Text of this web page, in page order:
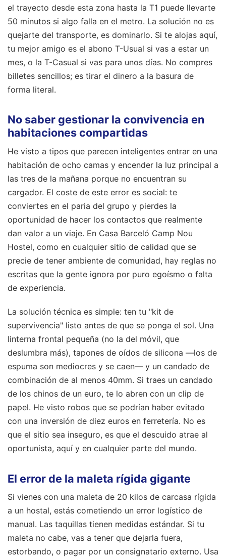
el trayecto desde esta zona hasta la T1 puede llevarte
50 minutos si algo falla en el metro. La solución no es
quejarte del transporte, es dominarlo. Si te alojas aquí,
tu mejor amigo es el abono T-Usual si vas a estar un
mes, o la T-Casual si vas para unos días. No compres
billetes sencillos; es tirar el dinero a la basura de
forma literal.
No saber gestionar la convivencia en
habitaciones compartidas
He visto a tipos que parecen inteligentes entrar en una
habitación de ocho camas y encender la luz principal a
las tres de la mañana porque no encuentran su
cargador. El coste de este error es social: te
conviertes en el paria del grupo y pierdes la
oportunidad de hacer los contactos que realmente
dan valor a un viaje. En Casa Barceló Camp Nou
Hostel, como en cualquier sitio de calidad que se
precie de tener ambiente de comunidad, hay reglas no
escritas que la gente ignora por puro egoísmo o falta
de experiencia.
La solución técnica es simple: ten tu "kit de
supervivencia" listo antes de que se ponga el sol. Una
linterna frontal pequeña (no la del móvil, que
deslumbra más), tapones de oídos de silicona —los de
espuma son mediocres y se caen— y un candado de
combinación de al menos 40mm. Si traes un candado
de los chinos de un euro, te lo abren con un clip de
papel. He visto robos que se podrían haber evitado
con una inversión de diez euros en ferretería. No es
que el sitio sea inseguro, es que el descuido atrae al
oportunista, aquí y en cualquier parte del mundo.
El error de la maleta rígida gigante
Si vienes con una maleta de 20 kilos de carcasa rígida
a un hostal, estás cometiendo un error logístico de
manual. Las taquillas tienen medidas estándar. Si tu
maleta no cabe, vas a tener que dejarla fuera,
estorbando, o pagar por un consignatario externo. Usa